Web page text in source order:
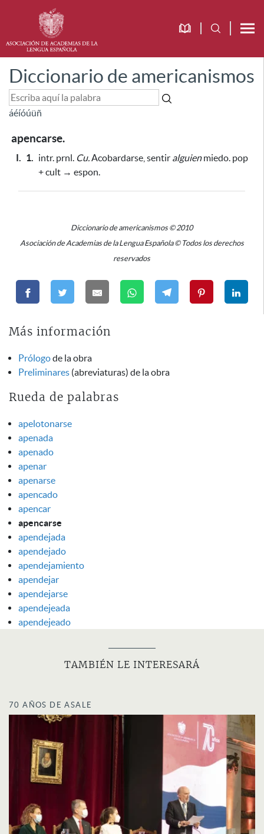
Diccionario de americanismos
áéíóúüñ
apencarse.
I. 1. intr. prnl. Cu.Acobardarse, sentir alguienmiedo. pop
+ cult → espon.
Diccionario de americanismos © 2010
Asociación de Academias de la Lengua Española © Todos los derechos
reservados
Más información
Prólogode la obra
Preliminares (abreviaturas) de la obra
Rueda de palabras
apelotonarse
apenada
apenado
apenar
apenarse
apencado
apencar
apencarse
apendejada
apendejado
apendejamiento
apendejar
apendejarse
apendejeada
apendejeado
TAMBIÉN LE INTERESARÁ
70 AÑOS DE ASALE